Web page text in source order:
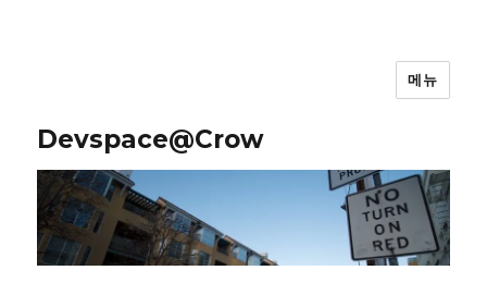
Devspace@Crow
메뉴